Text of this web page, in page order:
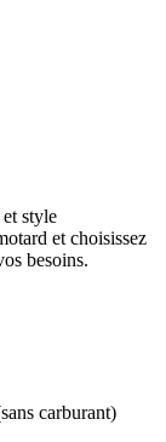
style
et choisissez
besoins.
carburant)